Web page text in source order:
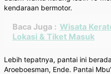
kendaraan bermotor.
Baca Juga : Wisata
Lokasi & Tiket Masuk
Lebih tepatnya, pantai ini
Aroeboesman, Ende. Pantai